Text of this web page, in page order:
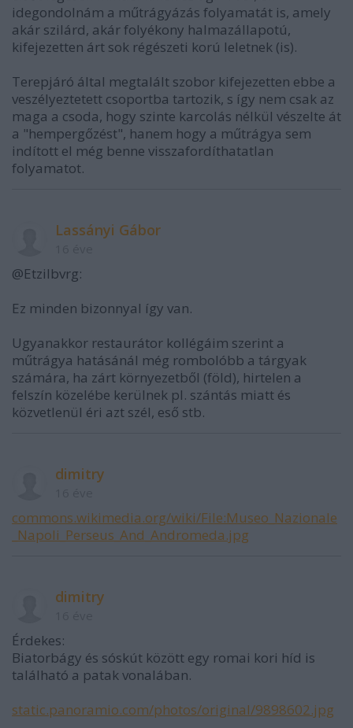
idegondolnám a műtrágyázás folyamatát is, amely
akár szilárd, akár folyékony halmazállapotú,
kifejezetten árt sok régészeti korú leletnek (is).
Terepjáró által megtalált szobor kifejezetten ebbe a
veszélyeztetett csoportba tartozik, s így nem csak az
maga a csoda, hogy szinte karcolás nélkül vészelte át
a "hempergőzést", hanem hogy a műtrágya sem
indított el még benne visszafordíthatatlan
folyamatot.
Lassányi Gábor
@Etzilbvrg:
Ez minden bizonnyal így van.
Ugyanakkor restaurátor kollégáim szerint a
műtrágya hatásánál még rombolóbb a tárgyak
számára, ha zárt környezetből (föld), hirtelen a
felszín közelébe kerülnek pl. szántás miatt és
közvetlenül éri azt szél, eső stb.
dimitry
commons.wikimedia.org/wiki/File:Museo_Nazionale
_Napoli_Perseus_And_Andromeda.jpg
dimitry
Érdekes:
Biatorbágy és sóskút között egy romai kori híd is
található a patak vonalában.
static.panoramio.com/photos/original/9898602.jpg